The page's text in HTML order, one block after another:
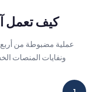
كيف تعمل
عملية مضبوطة من
ونفايات المنصات